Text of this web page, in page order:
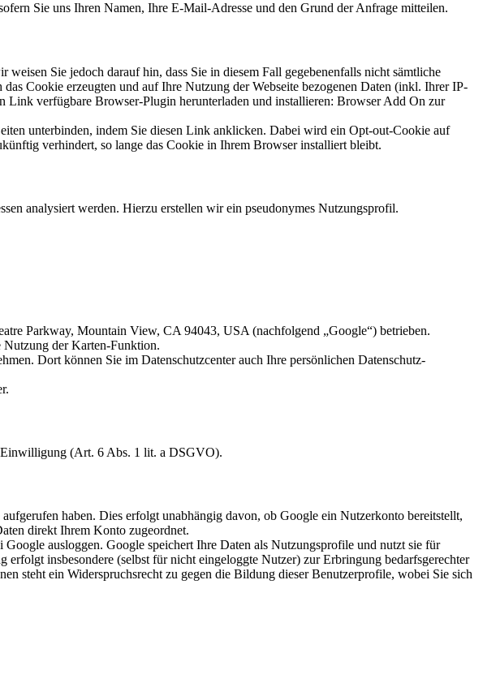
Sie uns Ihren Namen, Ihre E-Mail-Adresse und den Grund der Anfrage mitteilen.
Sie jedoch darauf hin, dass Sie in diesem Fall gegebenenfalls nicht sämtliche
Cookie erzeugten und auf Ihre Nutzung der Webseite bezogenen Daten (inkl. Ihrer IP-
Link verfügbare Browser-Plugin herunterladen und installieren: Browser Add On zur
unterbinden, indem Sie diesen Link anklicken. Dabei wird ein Opt-out-Cookie auf
verhindert, so lange das Cookie in Ihrem Browser installiert bleibt.
analysiert werden. Hierzu erstellen wir ein pseudonymes Nutzungsprofil.
Parkway, Mountain View, CA 94043, USA (nachfolgend „Google“) betrieben.
der Karten-Funktion.
Dort können Sie im Datenschutzcenter auch Ihre persönlichen Datenschutz-
Einwilligung (Art. 6 Abs. 1 lit. a DSGVO).
haben. Dies erfolgt unabhängig davon, ob Google ein Nutzerkonto bereitstellt,
direkt Ihrem Konto zugeordnet.
ausloggen. Google speichert Ihre Daten als Nutzungsprofile und nutzt sie für
insbesondere (selbst für nicht eingeloggte Nutzer) zur Erbringung bedarfsgerechter
steht ein Widerspruchsrecht zu gegen die Bildung dieser Benutzerprofile, wobei Sie sich